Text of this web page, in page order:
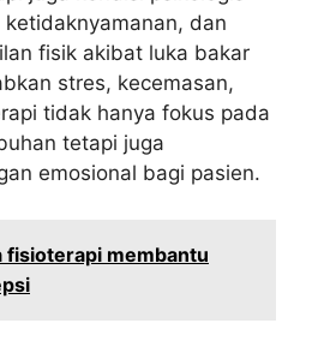
dan
fisik akibat luka bakar
stres, kecemasan,
tidak hanya fokus pada
tetapi juga
emosional bagi pasien.
fisioterapi membantu